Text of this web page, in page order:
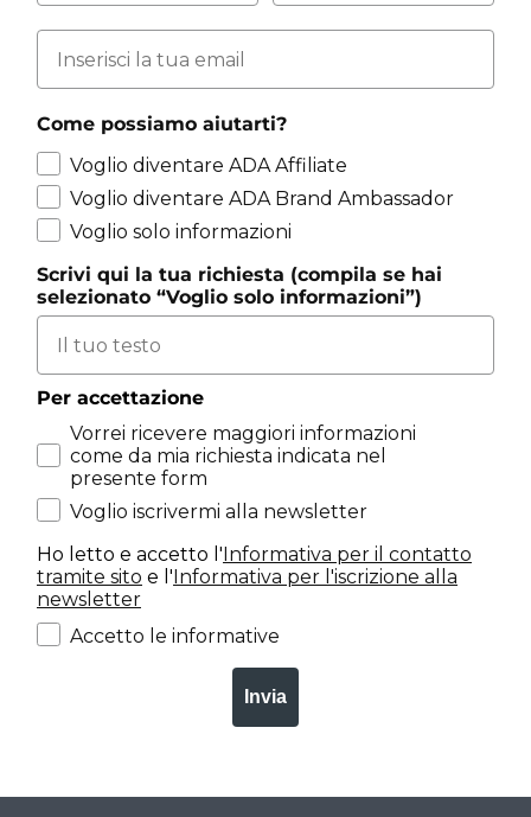
Email
Come possiamo aiutarti?
Voglio diventare ADA Affiliate
Voglio diventare ADA Brand Ambassador
Voglio solo informazioni
Scrivi qui la tua richiesta (compila se hai
selezionato “Voglio solo informazioni”)
Per accettazione
Vorrei ricevere maggiori informazioni come da
Vorrei ricevere maggiori informazioni
come da mia richiesta indicata nel
presente form
Voglio iscrivermi alla newsletter
Voglio iscrivermi alla newsletter
Ho letto e accetto l'Informativa per il contatto
tramite sito e l'Informativa per l'iscrizione alla
newsletter
Accetto le informative INF001 e INF002
Accetto le informative
Invia